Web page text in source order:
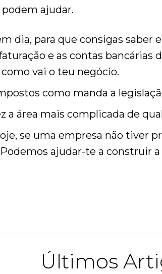
ajudar.
dia, para que consigas saber
e as contas bancárias
vai o teu negócio.
como manda a
a área mais complicada de
se uma empresa não tiver
ajudar-te a construir
Últimos